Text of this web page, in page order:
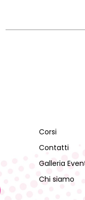
Corsi
Contatti
Galleria
Chi siamo